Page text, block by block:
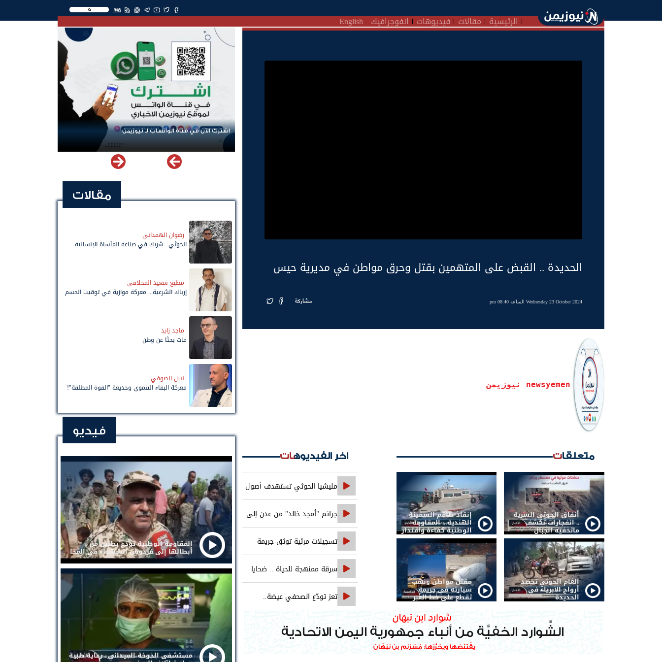
EN
الرئيسية مقالات فيديوهات انفوجرافيك English
الحديدة .. القبض على المتهمين بقتل وحرق مواطن في مديرية حيس
Wednesday 23 October 2024 الساعة 08:40 pm مشاركة
newsyemen نيوزيمن
متعلقات
أنفاق الحوثي السرية
.. انفجارات تكشف
ماتخفيه الجبال
إنقاذ طاقم السفينة
الهندية .. المقاومة
الوطنية كفاءة واقتدار
الغام الحوثي تحصد
أرواح الأبرياء في
الحديدة
مقتل مواطن ونهب
سيارته في جريمة
تقطع على خط العبر
اخر الفيديوهات
مليشيا الحوثي تستهدف أصول
بنك الإنشاء والتعمير في صنعاء
جرائم "أمجد خالد" من عدن إلى
حضرموت..
تسجيلات مرئية توثق جريمة
اغتيال الصحفي محمد عيضه
سرقة ممنهجة للحياة .. ضحايا
التجويع التجويع يهزمون الخوثي
تعز تودّع الصحفي عيضة..
اشترك الآن في قناة الواتساب لـ نيوزيمن
مقالات
رضوان الهمداني
الحوثي.. شريك في صناعة المأساة الإنسانية
مطيع سعيد المخلافي
إرباك الشرعية... معركة موازية في توقيت الحسم
ماجد زايد
مات بحثًا عن وطن
نبيل الصوفي
معركة البقاء التنموي وخديعة "القوة المطلقة"!
فيديو
المقاومة الوطنية تودع بطلين من
أبطالها إلى فردوس الشهداء في المخا
مستشفى الخوخة الميداني . رعاية طبية